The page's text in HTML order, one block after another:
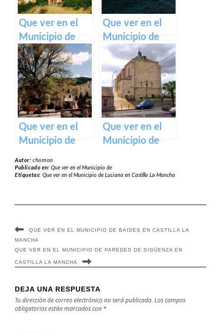
Que ver en el
Municipio de
Alarilla en
Castilla La
Mancha
Que ver en el
Municipio de
Escamilla en
Castilla La
Mancha
Que ver en el
Municipio de
Castilla La
Que ver en el
Municipio de
Castilla La
Autor:chomon
Publicado en:Que ver en el Municipio de
Etiquetas: Que ver en el Municipio de Luciana en Castilla La Mancha
QUE VER EN EL MUNICIPIO DE BAIDES EN CASTILLA LA
MANCHA
QUE VER EN EL MUNICIPIO DE PAREDES DE SIGÜENZA EN
CASTILLA LA MANCHA
DEJA UNA RESPUESTA
Tu dirección de correo electrónico no será publicada. Los campos
obligatorios están marcados con *